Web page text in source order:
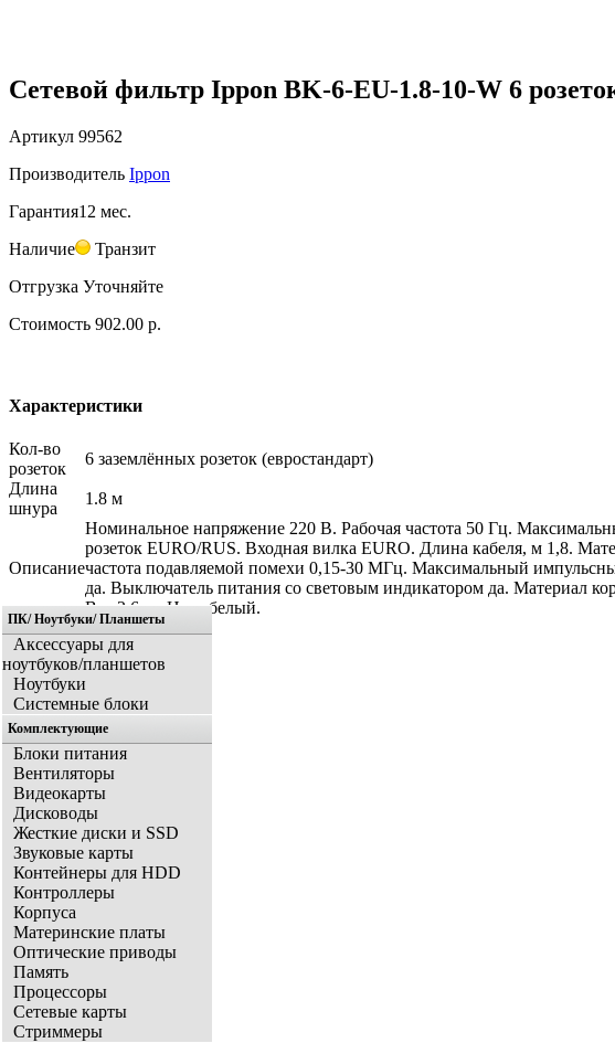
Сетевой фильтр Ippon BK-6-EU-1.8-10-W 6
Артикул 99562
Производитель Ippon
Гарантия12 мес.
Наличие
Транзит
Отгрузка Уточняйте
Стоимость 902.00 р.
Характеристики
Кол-во
розеток
6 заземлённых розеток (евростандарт)
Длина
шнура
1.8 м
Описание
Номинальное напряжение 220 В. Рабочая частота 50 Гц.
розеток EURO/RUS. Входная вилка EURO. Длина кабеля, м 1,8.
частота подавляемой помехи 0,15-30 МГц. Максимальный
да. Выключатель питания со световым индикатором да. Материал
Вес 2,6 кг. Цвет белый.
ПК/ Ноутбуки/ Планшеты
Аксессуары для
ноутбуков/планшетов
Ноутбуки
Системные блоки
Комплектующие
Блоки питания
Вентиляторы
Видеокарты
Дисководы
Жесткие диски и SSD
Звуковые карты
Контейнеры для HDD
Контроллеры
Корпуса
Материнские платы
Оптические приводы
Память
Процессоры
Сетевые карты
Стриммеры